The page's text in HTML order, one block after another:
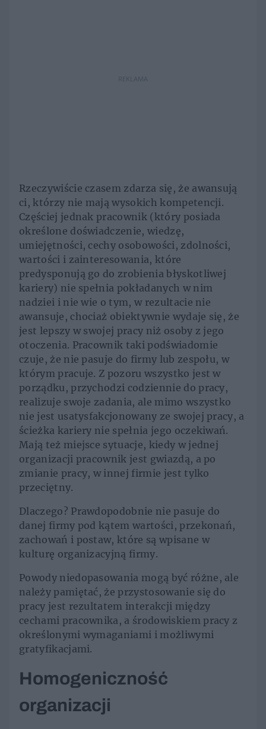
REKLAMA
Rzeczywiście czasem zdarza się, że awansują
ci, którzy nie mają wysokich kompetencji.
Częściej jednak pracownik (który posiada
określone doświadczenie, wiedzę,
umiejętności, cechy osobowości, zdolności,
wartości i zainteresowania, które
predysponują go do zrobienia błyskotliwej
kariery) nie spełnia pokładanych w nim
nadziei i nie wie o tym, w rezultacie nie
awansuje, chociaż obiektywnie wydaje się, że
jest lepszy w swojej pracy niż osoby z jego
otoczenia. Pracownik taki podświadomie
czuje, że nie pasuje do firmy lub zespołu, w
którym pracuje. Z pozoru wszystko jest w
porządku, przychodzi codziennie do pracy,
realizuje swoje zadania, ale mimo wszystko
nie jest usatysfakcjonowany ze swojej pracy, a
ścieżka kariery nie spełnia jego oczekiwań.
Mają też miejsce sytuacje, kiedy w jednej
organizacji pracownik jest gwiazdą, a po
zmianie pracy, w innej firmie jest tylko
przeciętny.
Dlaczego? Prawdopodobnie nie pasuje do
danej firmy pod kątem wartości, przekonań,
zachowań i postaw, które są wpisane w
kulturę organizacyjną firmy.
Powody niedopasowania mogą być różne, ale
należy pamiętać, że przystosowanie się do
pracy jest rezultatem interakcji między
cechami pracownika, a środowiskiem pracy z
określonymi wymaganiami i możliwymi
gratyfikacjami.
Homogeniczność
organizacji